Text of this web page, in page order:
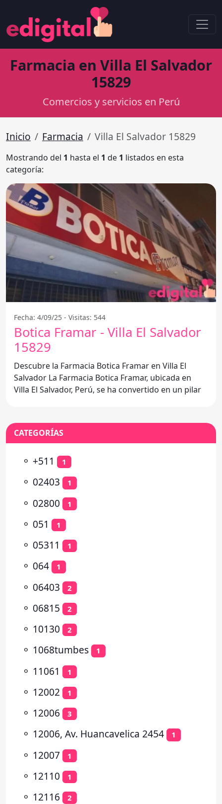
Farmacia en Villa El Salvador
15829
Comercios y servicios en Perú
Inicio Farmacia Villa El Salvador 15829
Mostrando del 1 hasta el 1 de 1 listados en esta
categoría:
Fecha: 4/09/25 - Visitas: 544
Botica Framar - Villa El Salvador
15829
Descubre la Farmacia Botica Framar en Villa El
Salvador La Farmacia Botica Framar, ubicada en
Villa El Salvador, Perú, se ha convertido en un pilar
CATEGORÍAS
⚬ +511 1
⚬ 02403 1
⚬ 02800 1
⚬ 051 1
⚬ 05311 1
⚬ 064 1
⚬ 06403 2
⚬ 06815 2
⚬ 10130 2
⚬ 1068tumbes 1
⚬ 11061 1
⚬ 12002 1
⚬ 12006 3
⚬ 12006, Av. Huancavelica 2454 1
⚬ 12007 1
⚬ 12110 1
⚬ 12116 2